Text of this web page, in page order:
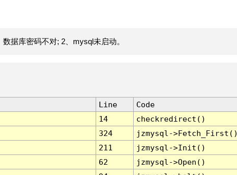
据库密码不对; 2、mysql未启动。
Line
Code
14
checkredirect()
324
jzmysql-
211
jzmysql->Init()
62
jzmysql->Open()